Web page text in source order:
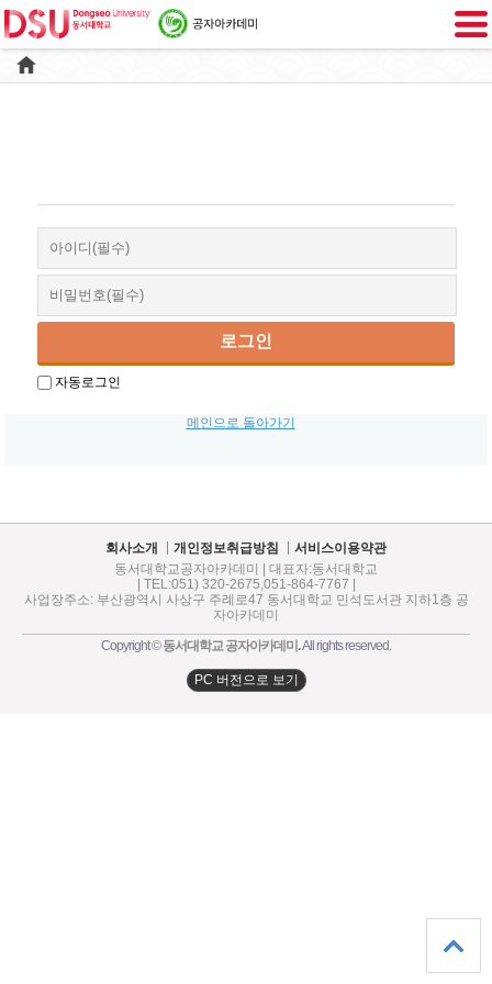
자동로그인
메인으로 돌아가기
회사소개 개인정보취급방침
서비스이용약관
동서대학교공자아카데미 | 대표자:동서대학교
| TEL:051) 320-2675,051-864-7767 |
사업장주소: 부산광역시 사상구 주례로47 동서대학교 민석도서관 지하1층 공
자아카데미
Copyright ©동서대학교 공자아카데미 .All rights reserved.
PC 버전으로 보기